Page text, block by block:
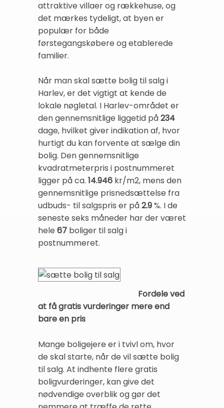
attraktive villaer og rækkehuse, og
det mærkes tydeligt, at byen er
populær for både
førstegangskøbere og etablerede
familier.
Når man skal sætte bolig til salg i
Harlev, er det vigtigt at kende de
lokale nøgletal. I Harlev-området er
den gennemsnitlige liggetid på234
dage, hvilket giver indikation af, hvor
hurtigt du kan forvente at sælge din
bolig. Den gennemsnitlige
kvadratmeterpris i postnummeret
ligger på ca. 14.946 kr/m2, mens den
gennemsnitlige prisnedsættelse fra
udbuds- til salgspris er på2.9%. I de
seneste seks måneder har der været
hele 67 boliger til salg i
postnummeret.
Fordele ved
at få gratis vurderinger mere end
bare en pris
Mange boligejere er i tvivl om, hvor
de skal starte, når de vil sætte bolig
til salg. At indhente flere gratis
boligvurderinger, kan give det
nødvendige overblik og gør det